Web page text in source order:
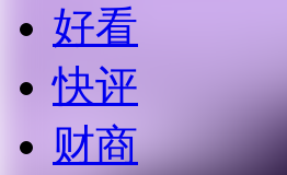
好看
快评
财商